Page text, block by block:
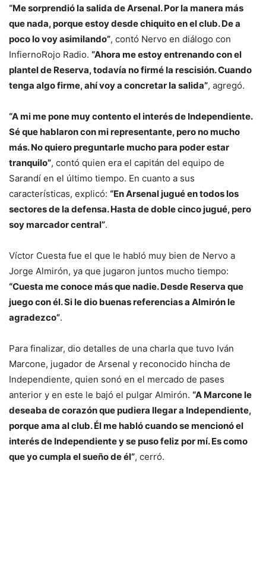
“Me sorprendió la salida de Arsenal. Por la manera más
que nada, porque estoy desde chiquito en el club. De a
poco lo voy asimilando”, contó Nervo en diálogo con
InfiernoRojo Radio. “Ahora me estoy entrenando con el
plantel de Reserva, todavía no firmé la rescisión. Cuando
tenga algo firme, ahí voy a concretar la salida”, agregó.
“A mi me pone muy contento el interés de Independiente.
Sé que hablaron con mi representante, pero no mucho
más. No quiero preguntarle mucho para poder estar
tranquilo”, contó quien era el capitán del equipo de
Sarandí en el último tiempo. En cuanto a sus
características, explicó: “En Arsenal jugué en todos los
sectores de la defensa. Hasta de doble cinco jugué, pero
soy marcador central”.
Víctor Cuesta fue el que le habló muy bien de Nervo a
Jorge Almirón, ya que jugaron juntos mucho tiempo:
“Cuesta me conoce más que nadie. Desde Reserva que
juego con él. Si le dio buenas referencias a Almirón le
agradezco”.
Para finalizar, dio detalles de una charla que tuvo Iván
Marcone, jugador de Arsenal y reconocido hincha de
Independiente, quien sonó en el mercado de pases
anterior y en este le bajó el pulgar Almirón. “A Marcone le
deseaba de corazón que pudiera llegar a Independiente,
porque ama al club. Él me habló cuando se mencionó el
interés de Independiente y se puso feliz por mí. Es como
que yo cumpla el sueño de él”, cerró.